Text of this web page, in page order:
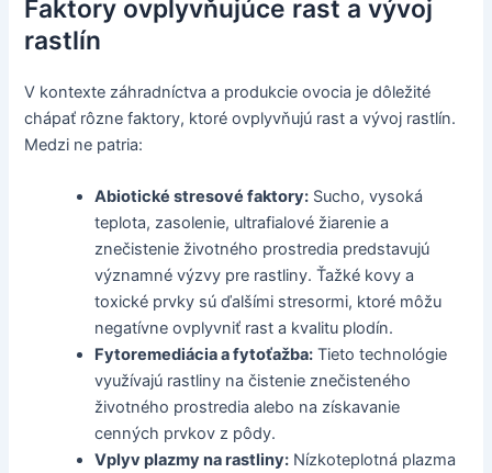
Faktory ovplyvňujúce rast a vývoj
rastlín
V kontexte záhradníctva a produkcie ovocia je dôležité
chápať rôzne faktory, ktoré ovplyvňujú rast a vývoj rastlín.
Medzi ne patria:
Abiotické stresové faktory: Sucho, vysoká
teplota, zasolenie, ultrafialové žiarenie a
znečistenie životného prostredia predstavujú
významné výzvy pre rastliny. Ťažké kovy a
toxické prvky sú ďalšími stresormi, ktoré môžu
negatívne ovplyvniť rast a kvalitu plodín.
Fytoremediácia a fytoťažba: Tieto technológie
využívajú rastliny na čistenie znečisteného
životného prostredia alebo na získavanie
cenných prvkov z pôdy.
Vplyv plazmy na rastliny: Nízkoteplotná plazma